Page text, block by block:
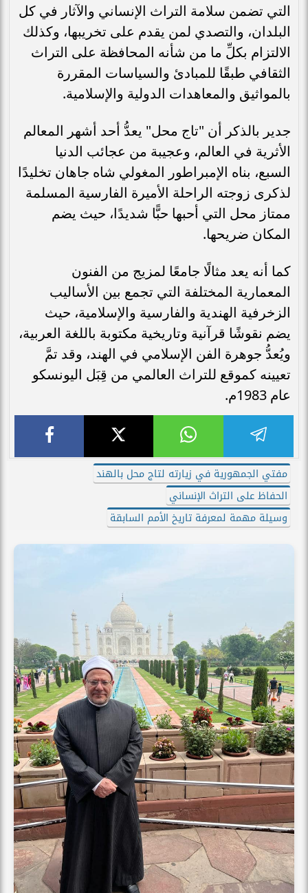
التي تضمن سلامة التراث الإنساني والآثار في كل
البلدان، والتصدي لمن يقدم على تخريبها، وكذلك
الالتزام بكلِّ ما من شأنه المحافظة على التراث
الثقافي طبقًا للمبادئ والسياسات المقررة
بالمواثيق والمعاهدات الدولية والإسلامية.
جدير بالذكر أن "تاج محل" يعدُّ أحد أشهر المعالم
الأثرية في العالم، وعجيبة من عجائب الدنيا
السبع، بناه الإمبراطور المغولي شاه جاهان تخليدًا
لذكرى زوجته الراحلة الأميرة الفارسية المسلمة
ممتاز محل التي أحبها حبًّا شديدًا، حيث يضم
المكان ضريحها.
كما أنه يعد مثالًا جامعًا لمزيج من الفنون
المعمارية المختلفة التي تجمع بين الأساليب
الزخرفية الهندية والفارسية والإسلامية، حيث
يضم نقوشًا قرآنية وتاريخية مكتوبة باللغة العربية،
ويُعدُّ جوهرة الفن الإسلامي في الهند، وقد تمَّ
تعيينه كموقع للتراث العالمي من قِبَل اليونسكو
عام 1983م.
مفتي الجمهورية في زيارته لتاج محل بالهند
الحفاظ على التراث الإنساني
وسيلة مهمة لمعرفة تاريخ الأمم السابقة